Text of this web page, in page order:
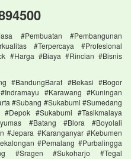
#Pembuatan #Pembangunan
#Terpercaya #Profesional
#Harga #Biaya #Rincian #Bisnis
#BandungBarat #Bekasi #Bogor
#Karawang #Kuningan
#Subang #Sukabumi #Sumedang
#Sukabumi #Tasikmalaya
#Batang #Blora #Boyolali
#Jepara #Karanganyar #Kebumen
#Pemalang #Purbalingga
#Sragen #Sukoharjo #Tegal